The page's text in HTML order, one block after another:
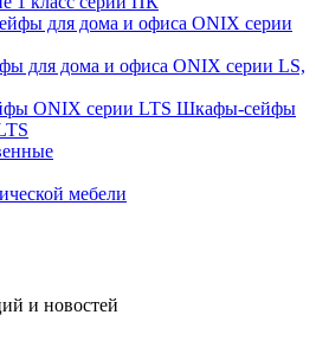
для дома и офиса ONIX серии LS,
Шкафы-сейфы
мебели
и новостей